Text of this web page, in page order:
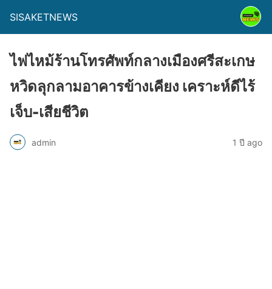
SISAKETNEWS
ไฟไหม้ร้านโทรศัพท์กลางเมืองศรีสะเกษ
หวิดลุกลามอาคารข้างเคียง เคราะห์ดีไร้
เจ็บ-เสียชีวิต
admin 1 ปี ago